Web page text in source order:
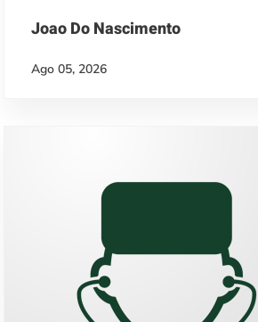
Joao Do Nascimento
Ago 05, 2026